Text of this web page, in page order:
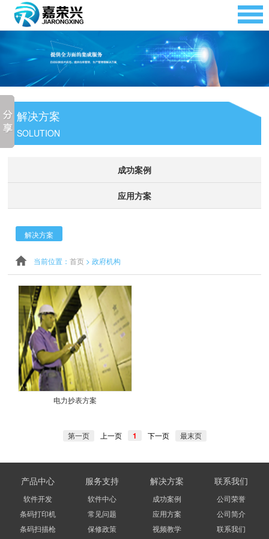
解决方案
SOLUTION
成功案例
应用方案
解决方案
当前位置： 首页> 政府机构
电力抄表方案
第一页 上一页 1 下一页 最末页
产品中心
软件开发
条码打印机
条码扫描枪
服务支持
软件中心
常见问题
保修政策
解决方案
成功案例
应用方案
视频教学
联系我们
公司荣誉
公司简介
联系我们